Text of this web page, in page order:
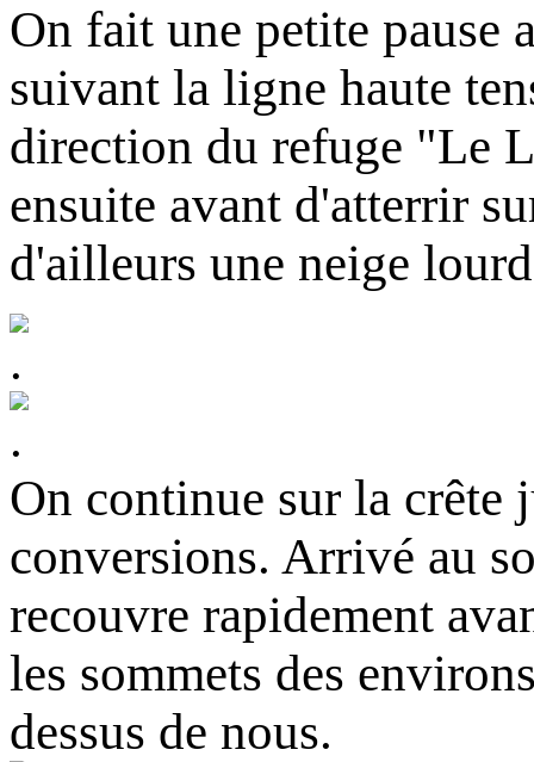
On fait une petite pause
suivant la ligne haute
direction du refuge "Le
ensuite avant d'atterrir
d'ailleurs une neige
On continue sur la crête
conversions. Arrivé au
recouvre rapidement
les sommets des
dessus de nous.